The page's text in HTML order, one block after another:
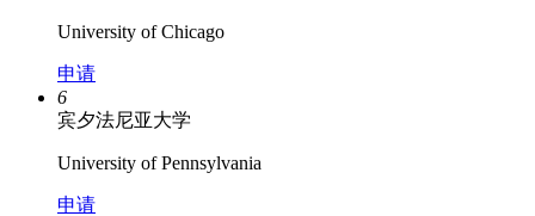
University of Chicago
申请
6
宾夕法尼亚大学
University of Pennsylvania
申请